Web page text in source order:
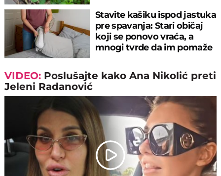
Stavite kašiku ispod jastuka
pre spavanja: Stari običaj
koji se ponovo vraća, a
mnogi tvrde da im pomaže
VIDEO: Poslušajte kako Ana Nikolić preti
Jeleni Radanović
Play